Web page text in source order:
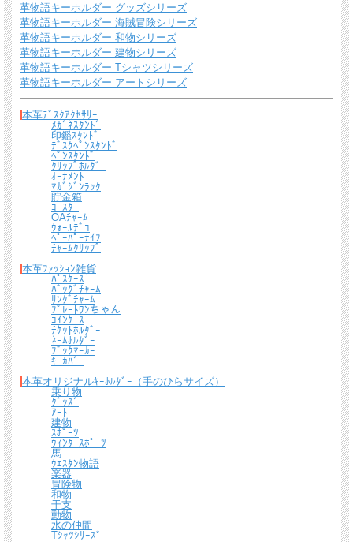
革物語キーホルダー グッズシリーズ
革物語キーホルダー 海賊冒険シリーズ
革物語キーホルダー 和物シリーズ
革物語キーホルダー 建物シリーズ
革物語キーホルダー Tシャツシリーズ
革物語キーホルダー アートシリーズ
本革ﾃﾞｽｸｱｸｾｻﾘｰ
ﾒｶﾞﾈｽﾀﾝﾄﾞ
印鑑ｽﾀﾝﾄﾞ
ﾃﾞｽｸﾍﾟﾝｽﾀﾝﾄﾞ
ﾍﾟﾝｽﾀﾝﾄﾞ
ｸﾘｯﾌﾟﾎﾙﾀﾞｰ
ｵｰﾅﾒﾝﾄ
ﾏｶﾞｼﾞﾝﾗｯｸ
貯金箱
ｺｰｽﾀｰ
OAﾁｬｰﾑ
ｳｫｰﾙﾃﾞｺ
ﾍﾟｰﾊﾟｰﾅｲﾌ
ﾁｬｰﾑｸﾘｯﾌﾟ
本革ﾌｧｯｼｮﾝ雑貨
ﾊﾟｽｹｰｽ
ﾊﾞｯｸﾞﾁｬｰﾑ
ﾘﾝｸﾞﾁｬｰﾑ
ﾌﾟﾚｰﾄﾜﾝちゃん
ｺｲﾝｹｰｽ
ﾁｹｯﾄﾎﾙﾀﾞｰ
ﾈｰﾑﾎﾙﾀﾞｰ
ﾌﾞｯｸﾏｰｶｰ
ｷｰｶﾊﾞｰ
本革オリジナルｷｰﾎﾙﾀﾞｰ（手のひらサイズ）
乗り物
ｸﾞｯｽﾞ
ｱｰﾄ
建物
ｽﾎﾟｰﾂ
ｳｨﾝﾀｰｽﾎﾟｰﾂ
馬
ｳｴｽﾀﾝ物語
楽器
冒険物
和物
干支
動物
水の仲間
Tｼｬﾂｼﾘｰｽﾞ